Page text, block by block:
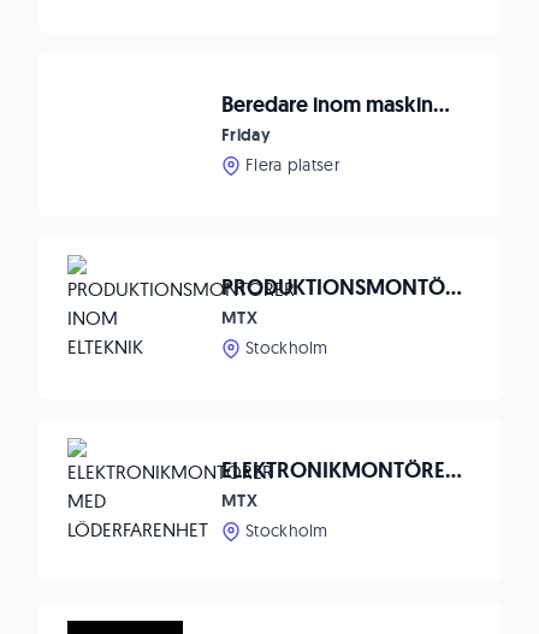
Beredare inom maskinbearbetning till försvarsindustrin
Friday
Flera platser
PRODUKTIONSMONTÖRER INOM ELTEKNIK
MTX
Stockholm
ELEKTRONIKMONTÖRER MED LÖDERFARENHET
MTX
Stockholm